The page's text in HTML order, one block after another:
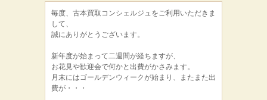
毎度、古本買取コンシェルジュをご利用いただきま
して、
誠にありがとうございます。
新年度が始まって二週間が経ちますが、
お花見や歓迎会で何かと出費がかさみます。
月末にはゴールデンウィークが始まり、またまた出
費が・・・